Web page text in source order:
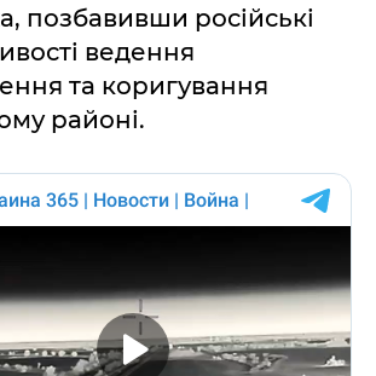
позбавивши російські
ведення
та коригування
районі.